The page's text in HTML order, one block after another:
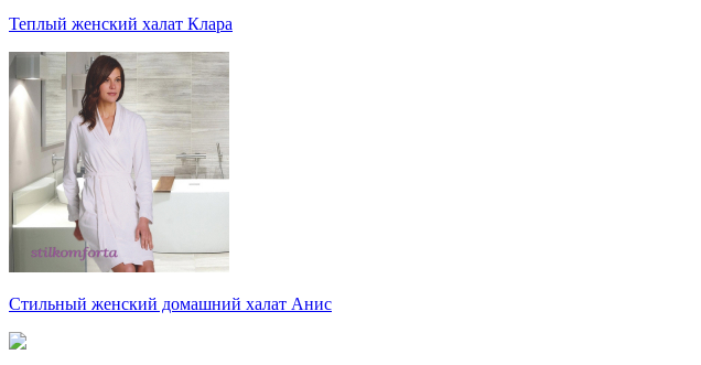
Теплый женский халат Клара
Стильный женский домашний халат Анис